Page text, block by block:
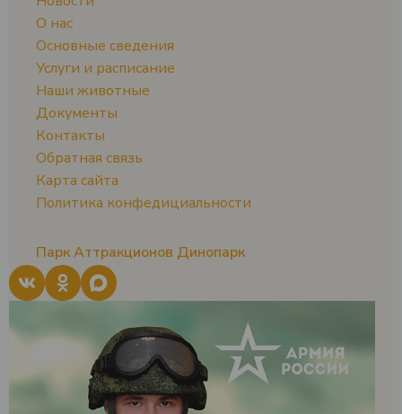
О нас
Основные сведения
Услуги и расписание
Наши животные
Документы
Контакты
Обратная связь
Карта сайта
Политика конфедициальности
Парк Аттракционов Динопарк